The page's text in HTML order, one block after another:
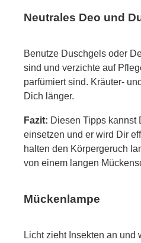
Neutrales Deo und
Benutze Duschgels oder
sind und verzichte auf
parfümiert sind. Kräuter-
Dich länger.
Fazit: Diesen Tipps kannst
einsetzen und er wird Dir
halten den Körpergeruch
von einem langen
Mückenlampe
Licht zieht Insekten an und